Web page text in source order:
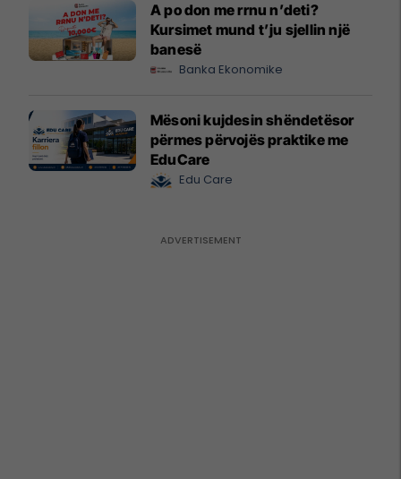
A po don me rrnu n’deti?
Kursimet mund t’ju sjellin një
banesë
Banka Ekonomike
Mësoni kujdesin shëndetësor
përmes përvojës praktike me
EduCare
Edu Care